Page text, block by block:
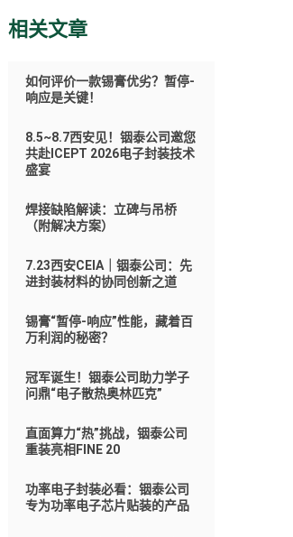
相关文章
如何评价一款锡膏优劣？暂停-
响应是关键！
8.5~8.7西安见！铟泰公司邀您
共赴ICEPT 2026电子封装技术
盛宴
焊接缺陷解读：立碑与吊桥
（附解决方案）
7.23西安CEIA｜铟泰公司：先
进封装材料的协同创新之道
锡膏“暂停-响应”性能，藏着百
万利润的秘密？
冠军诞生！铟泰公司助力学子
问鼎“电子散热奥林匹克”
直面算力“热”挑战，铟泰公司
重装亮相FINE 20
功率电子封装必看：铟泰公司
专为功率电子芯片贴装的产品